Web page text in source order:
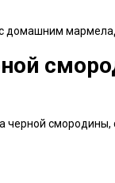
домашним